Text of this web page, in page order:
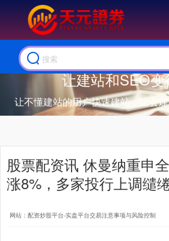
让建站和SEO
让不懂建站的用户快速建站，让会
股票配资讯 休曼纳重申
涨8%，多家投行上调缱
网站：配资炒股平台-实盘平台交易注意事项与风险控制